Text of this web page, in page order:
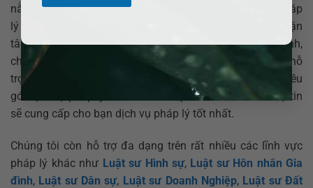
nằm ở Top đầu trong năm 2022, 2023 về hoạt động pháp
lý trên nhiều lĩnh vực, với đội ngũ
, tận
tâm với nghề, từ trụ sở chính tại thành phố Hồ Chí Minh,
chúng tôi đã có mặt tại khắp mọi nơi trên cả nước để hỗ
trợ và tư vấn cho nhiều đơn vị đang có nhu cầu với nhiều
gói dịch vụ pháp lý khác nhau.
Luật sư ADB SAIGON tự tin
sẽ cung cấp cho bạn dịch vụ pháp lý tốt nhất.
Chúng tôi còn hỗ trợ đa dạng trên rất nhiều các lĩnh vực
pháp lý khác như Luật sư Hình sự, Luật sư Hôn nhân Gia
đình, Luật sư Dân sự, Luật sư Doanh Nghiệp, Luật sư Đất